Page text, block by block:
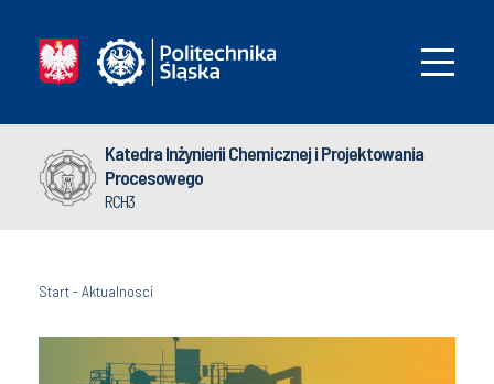
Katedra Inżynierii Chemicznej i Projektowania
Procesowego
RCH3
Start-Aktualnosci